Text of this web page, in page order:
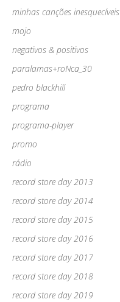
minhas canções inesquecíveis
mojo
negativos & positivos
paralamas+roNca_30
pedro blackhill
programa
programa-player
promo
rádio
record store day 2013
record store day 2014
record store day 2015
record store day 2016
record store day 2017
record store day 2018
record store day 2019